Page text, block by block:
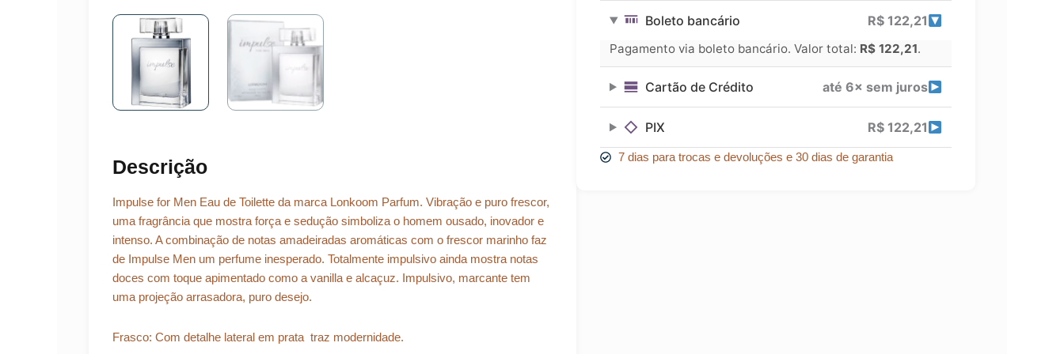
Descrição
Impulse for Men Eau de Toilette da marca Lonkoom Parfum. Vibração e puro frescor,
uma fragrância que mostra força e sedução simboliza o homem ousado, inovador e
intenso. A combinação de notas amadeiradas aromáticas com o frescor marinho faz
de Impulse Men um perfume inesperado. Totalmente impulsivo ainda mostra notas
doces com toque apimentado como a vanilla e alcaçuz. Impulsivo, marcante tem
uma projeção arrasadora, puro desejo.
Frasco: Com detalhe lateral em prata traz modernidade.
EDT
quantidade
Boleto bancário R$122,21
Pagamento via boleto bancário. Valor total: R$ 122,21.
Cartão de Crédito até 6× sem juros
PIX R$122,21
7 dias para trocas e devoluções e 30 dias de garantia